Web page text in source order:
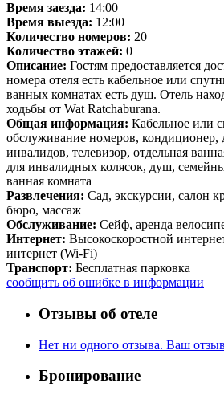
Время заезда: 14:00
Время выезда: 12:00
Количество номеров: 20
Количество этажей: 0
Описание: Гостям предоставляется
номера отеля есть кабельное или
ванных комнатах есть душ. Отель
ходьбы от Wat Ratchaburana.
Общая информация: Кабельное или
обслуживание номеров, кондиционер,
инвалидов, телевизор, отдельная
для инвалидных колясок, душ,
ванная комната
Развлечения: Сад, экскурсии, салон
бюро, массаж
Обслуживание: Сейф, аренда
Интернет: Высокоскоростной
интернет (Wi-Fi)
Транспорт: Бесплатная парковка
сообщить об ошибке в информации
Отзывы об отеле
Нет ни одного отзыва. Ваш
Бронирование